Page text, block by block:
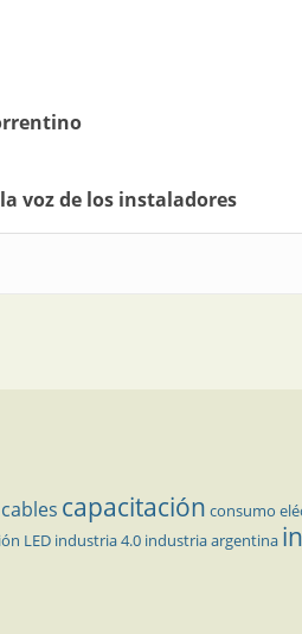
voz de los instaladores
cables capacitación consumo
LED industria 4.0 industria argentina